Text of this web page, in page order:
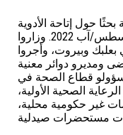
حول إتاحة الأدوية
في لبنان بين 19 يوليو/تموز و12 أغسطس/آب 2022. وزاروا
بعلبك وبيروت، وأجروا
مرضى ومديرو دوائر معنية
قطاع الصحة في
الصحية الأولية،
غير حكومية محلية،